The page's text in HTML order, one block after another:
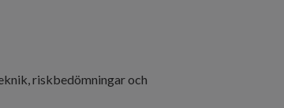
riskbedömningar och